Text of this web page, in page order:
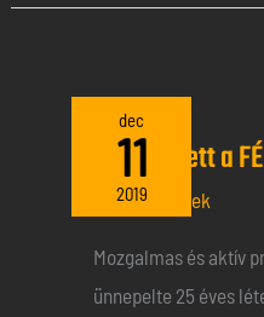
dec
11
2019
25 éves lett a
Általános hírek
Mozgalmas és aktív
ünnepelte 25 éves
éves
lett
FÉMSZÖVETSÉG